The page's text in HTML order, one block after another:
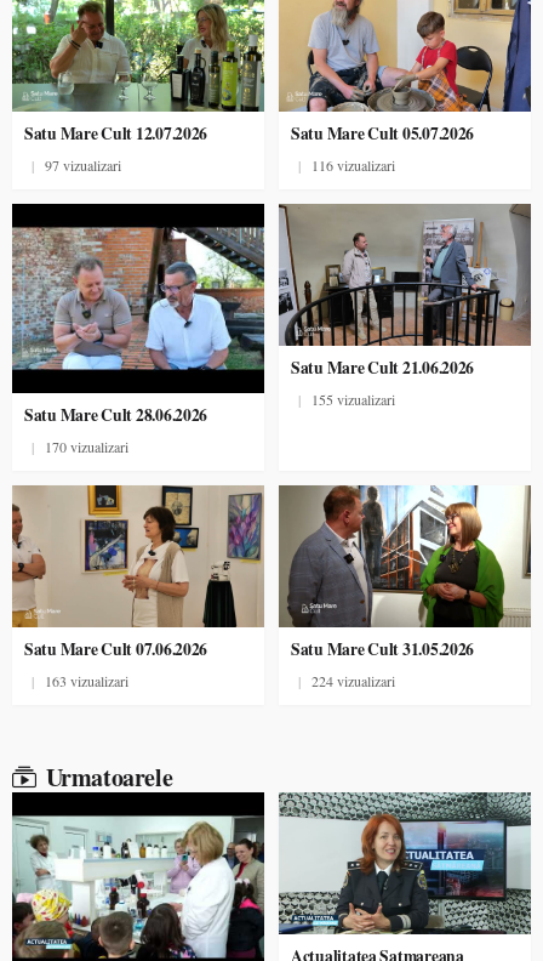
Satu Mare Cult 12.07.2026
| 97 vizualizari
Satu Mare Cult 05.07.2026
| 116 vizualizari
Satu Mare Cult 28.06.2026
| 170 vizualizari
Satu Mare Cult 21.06.2026
| 155 vizualizari
Satu Mare Cult 07.06.2026
| 163 vizualizari
Satu Mare Cult 31.05.2026
| 224 vizualizari
Urmatoarele
Actualitatea Satmareana